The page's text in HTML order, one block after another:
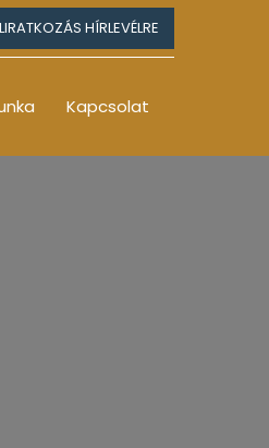
HÍRLEVÉLRE
Kapcsolat